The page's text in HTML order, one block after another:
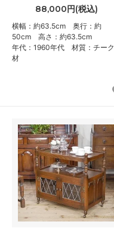
88,000円(税込)
横幅：約63.5cm 奥行：約
50cm 高さ：約63.5cm
年代：1960年代 材質：チーク
材